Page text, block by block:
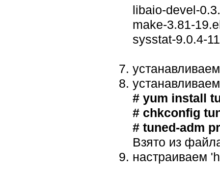
libaio-devel-
make-3.81-
sysstat-9.0.4-
# yum install
# chkconfig
# tuned-adm
Взято из
настраиваем